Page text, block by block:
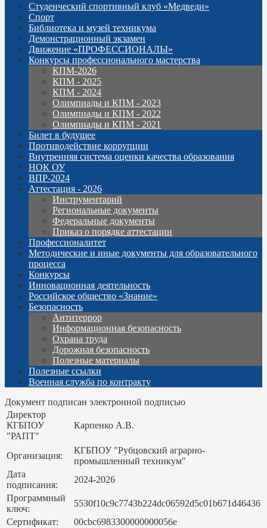
Студенческий спортивный клуб «Медведи»
Спорт
Библиотека и музей техникума
Демонстрационный экзамен
Движение «ПРОФЕССИОНАЛЫ»
Конкурсы профессионального мастерства
КПМ-2026
КПМ - 2025
КПМ - 2024
Олимпиады и КПМ - 2023
Олимпиады и КПМ - 2022
Олимпиады и КПМ - 2021
Билет в будущее
Противодействие коррупции
Внутренняя система оценки качества образования
НОК ОУ
ВПР-2024
Аттестация - 2026
Инструментарий
Региональные документы
Федеральные документы
Приказ о порядке аттестации
Профессионалитет
Методические и иные документы для образовательного
процесса
Конкурсы
Инновационная деятельность
Российское общество «Знание»
Безопасность
Антитеррор
Информационная безопасность
Охрана труда
Дорожная безопасность
Полезные материалы
Полезные ссылки
Военная служба по контракту
Документ подписан электронной подписью
Директор
КГБПОУ
"РАПТ"
Карпенко А.В.
Организация:
КГБПОУ "Рубцовский аграрно-
промышленный техникум"
Дата
подписания:
2024-2026
Программный
ключ:
5530f10c9c7743b224dc06592d5c01b671d46436
Сертификат:
00cbc6983300000000056e